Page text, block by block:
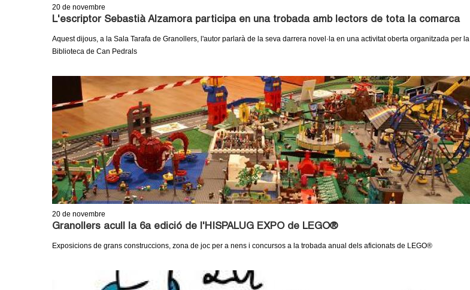
20 de novembre
L'escriptor Sebastià Alzamora participa en una trobada amb lectors de tota la comarca
Aquest dijous, a la Sala Tarafa de Granollers, l'autor parlarà de la seva darrera novel·la en una activitat oberta organitzada per la
Biblioteca de Can Pedrals
20 de novembre
Granollers acull la 6a edició de l'HISPALUG EXPO de LEGO®
Exposicions de grans construccions, zona de joc per a nens i concursos a la trobada anual dels aficionats de LEGO®